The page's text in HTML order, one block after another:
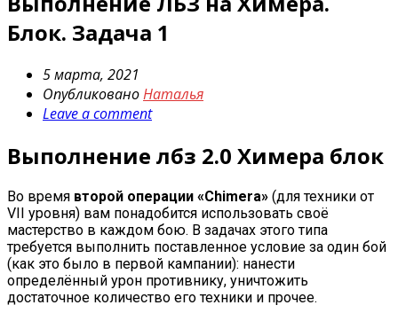
Блок. Задача 1
5 марта, 2021
ОпубликованоНаталья
Leave a comment
Выполнение лбз 2.0 Химера блок
Во время второй операции «Chimera» (для техники от
VII уровня) вам понадобится использовать своё
мастерство в каждом бою. В задачах этого типа
требуется выполнить поставленное условие за один бой
(как это было в первой кампании): нанести
определённый урон противнику, уничтожить
достаточное количество его техники и прочее.